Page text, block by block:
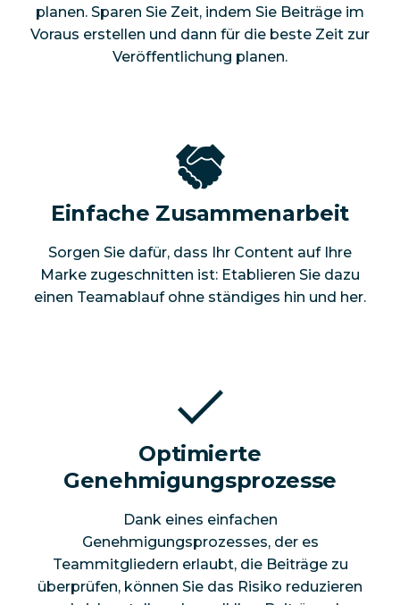
planen. Sparen Sie Zeit, indem Sie Beiträge im
Voraus erstellen und dann für die beste Zeit zur
Veröffentlichung planen.
Einfache Zusammenarbeit
Sorgen Sie dafür, dass Ihr Content auf Ihre
Marke zugeschnitten ist: Etablieren Sie dazu
einen Teamablauf ohne ständiges hin und her.
Optimierte
Genehmigungsprozesse
Dank eines einfachen
Genehmigungsprozesses, der es
Teammitgliedern erlaubt, die Beiträge zu
überprüfen, können Sie das Risiko reduzieren